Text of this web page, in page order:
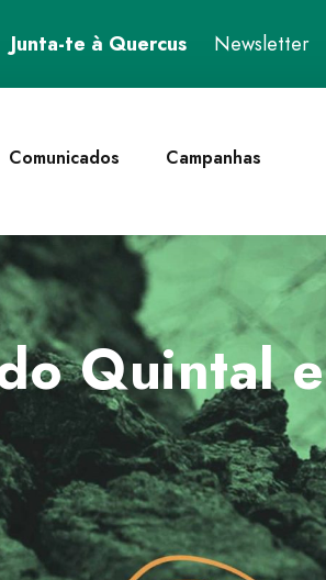
Junta-te à Quercus Newsletter
Comunicados Campanhas
Quintal e